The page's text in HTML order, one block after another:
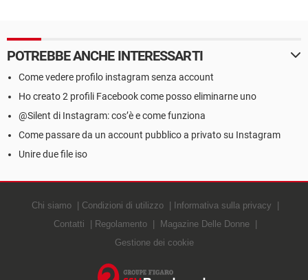
POTREBBE ANCHE INTERESSARTI
Come vedere profilo instagram senza account
Ho creato 2 profili Facebook come posso eliminarne uno
@Silent di Instagram: cos’è e come funziona
Come passare da un account pubblico a privato su Instagram
Unire due file iso
Chi siamo Condizioni di utilizzo
Informativa sulla privacy
Contatti
Regolamento
Magazine Delle Donne
Gestione dei cookie